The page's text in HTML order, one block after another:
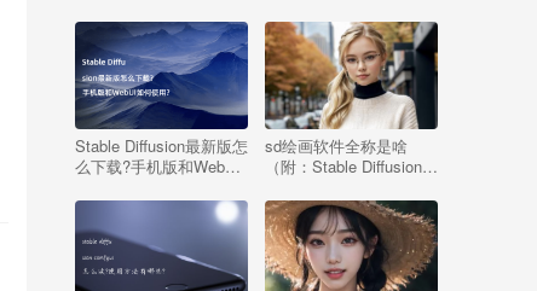
Stable Diffusion最新版怎
么下载?手机版和WebUI
sd绘画软件全称是啥
（附：Stable Diffusion介